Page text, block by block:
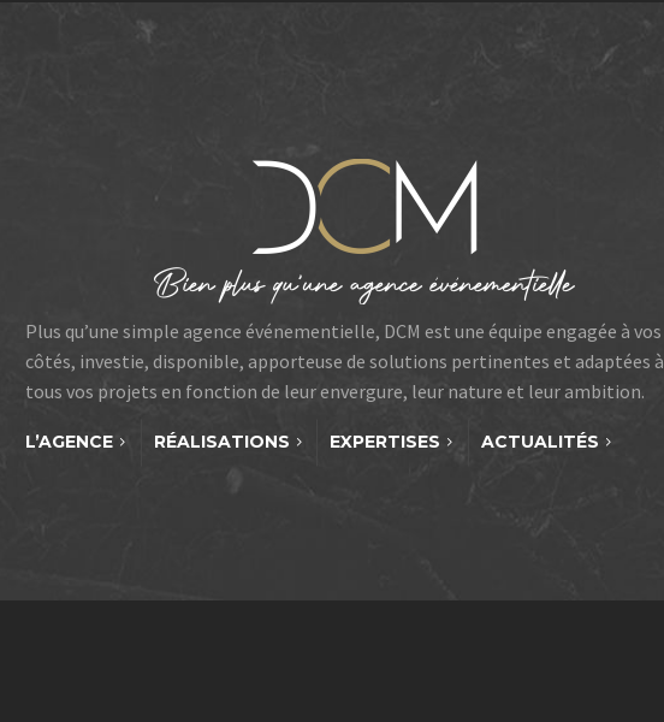
Plus qu’une simple agence événementielle, DCM est une équipe engagée à vos
côtés, investie, disponible, apporteuse de solutions pertinentes et adaptées à
tous vos projets en fonction de leur envergure, leur nature et leur ambition.
L’AGENCE RÉALISATIONS EXPERTISES ACTUALITÉS